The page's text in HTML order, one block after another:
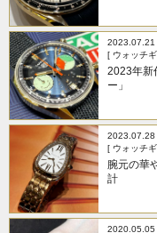
2023.07.21
[ ウォッチ
2023年新
ー」
2023.07.28
[ ウォッチ
腕元の華
計
2020.05.05